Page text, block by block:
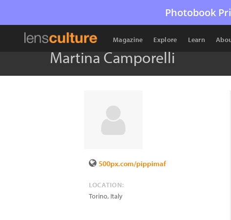
Photobook
Magazine Explore Learn
Martina Camporelli
500px.com/pippimaf
LOCATION:
Torino, Italy